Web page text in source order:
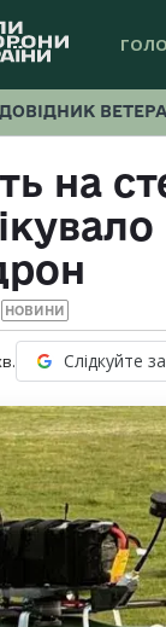
ДОВІДНИК
на
НОВИНИ
Слідкуйте